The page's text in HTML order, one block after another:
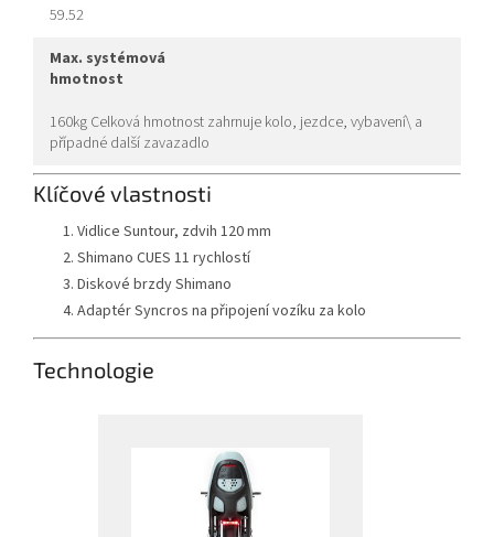
59.52
max. systémová
hmotnost
160kg Celková hmotnost zahrnuje kolo, jezdce, vybavení\ a
případné další zavazadlo
Klíčové vlastnosti
Vidlice Suntour, zdvih 120 mm
Shimano CUES 11 rychlostí
Diskové brzdy Shimano
Adaptér Syncros na připojení vozíku za kolo
Technologie